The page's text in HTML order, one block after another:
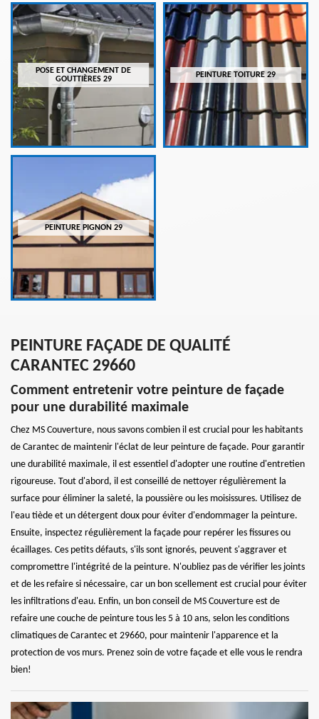
POSE ET CHANGEMENT DE
GOUTTIÈRES 29
PEINTURE TOITURE 29
PEINTURE PIGNON 29
PEINTURE FAÇADE DE QUALITÉ
CARANTEC 29660
Comment entretenir votre peinture de façade
pour une durabilité maximale
Chez MS Couverture, nous savons combien il est crucial pour les habitants
de Carantec de maintenir l'éclat de leur peinture de façade. Pour garantir
une durabilité maximale, il est essentiel d'adopter une routine d'entretien
rigoureuse. Tout d'abord, il est conseillé de nettoyer régulièrement la
surface pour éliminer la saleté, la poussière ou les moisissures. Utilisez de
l'eau tiède et un détergent doux pour éviter d'endommager la peinture.
Ensuite, inspectez régulièrement la façade pour repérer les fissures ou
écaillages. Ces petits défauts, s'ils sont ignorés, peuvent s'aggraver et
compromettre l'intégrité de la peinture. N'oubliez pas de vérifier les joints
et de les refaire si nécessaire, car un bon scellement est crucial pour éviter
les infiltrations d'eau. Enfin, un bon conseil de MS Couverture est de
refaire une couche de peinture tous les 5 à 10 ans, selon les conditions
climatiques de Carantec et 29660, pour maintenir l'apparence et la
protection de vos murs. Prenez soin de votre façade et elle vous le rendra
bien!